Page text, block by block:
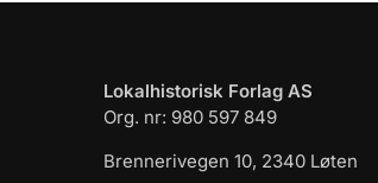
Lokalhistorisk Forlag AS
Org. nr: 980 597 849
Brennerivegen 10, 2340 Løten